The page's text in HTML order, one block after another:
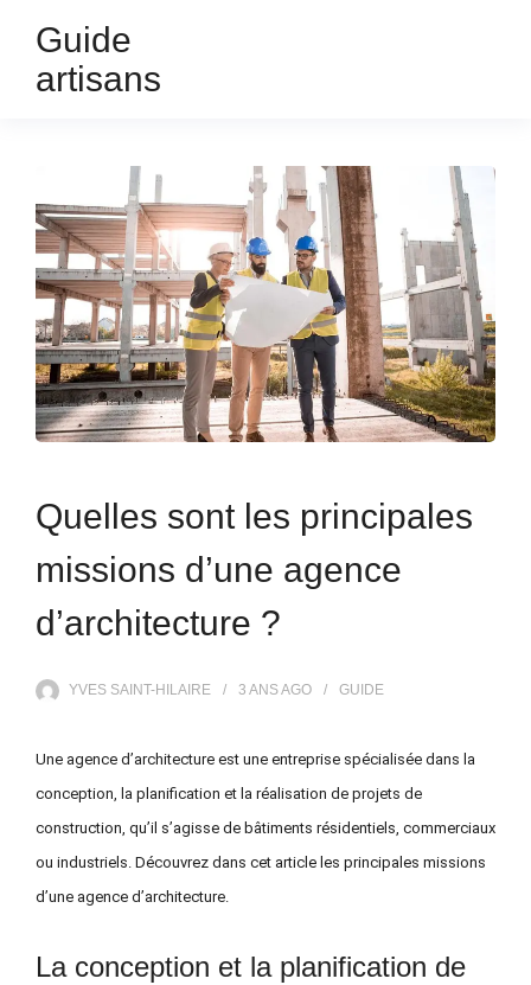
Guide
artisans
Quelles sont les principales
missions d’une agence
d’architecture ?
YVES SAINT-HILAIRE 3 ANSAGO GUIDE
Une agence d’architecture est une entreprise spécialisée dans la
conception, la planification et la réalisation de projets de
construction, qu’il s’agisse de bâtiments résidentiels, commerciaux
ou industriels. Découvrez dans cet article les principales missions
d’une agence d’architecture.
La conception et la planification de